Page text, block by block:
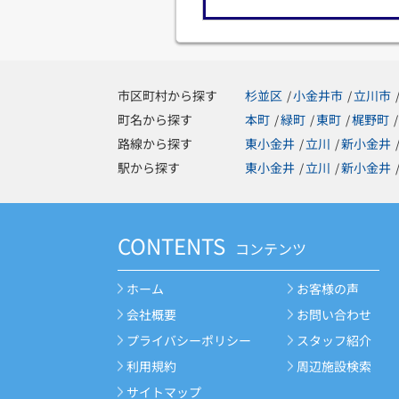
市区町村から探す 杉並区 /小金井市 /立川市 /
町名から探す
本町 /緑町 /東町 /梶野町 /
路線から探す
東小金井 /立川 /新小金井 /
駅から探す
東小金井 /立川 /新小金井 /
CONTENTS コンテンツ
ホーム
会社概要
プライバシーポリシー
利用規約
サイトマップ
お客様の声
お問い合わせ
スタッフ紹介
周辺施設検索